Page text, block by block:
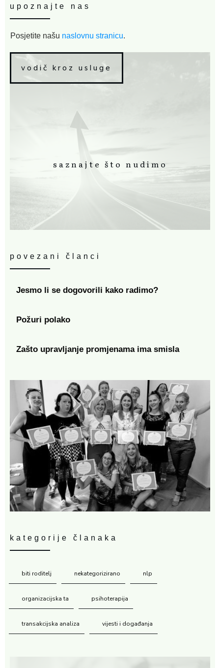
upoznajte nas
Posjetite našu naslovnu stranicu.
vodič kroz usluge
saznajte što nudimo
povezani članci
Jesmo li se dogovorili kako radimo?
Požuri polako
Zašto upravljanje promjenama ima smisla
kategorije članaka
biti roditelj nekategorizirano nlp
organizacijska ta psihoterapija
transakcijska analiza vijesti i događanja